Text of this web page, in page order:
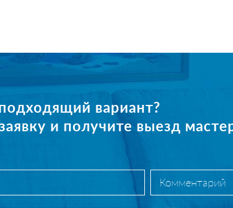
вариант?
и получите выезд